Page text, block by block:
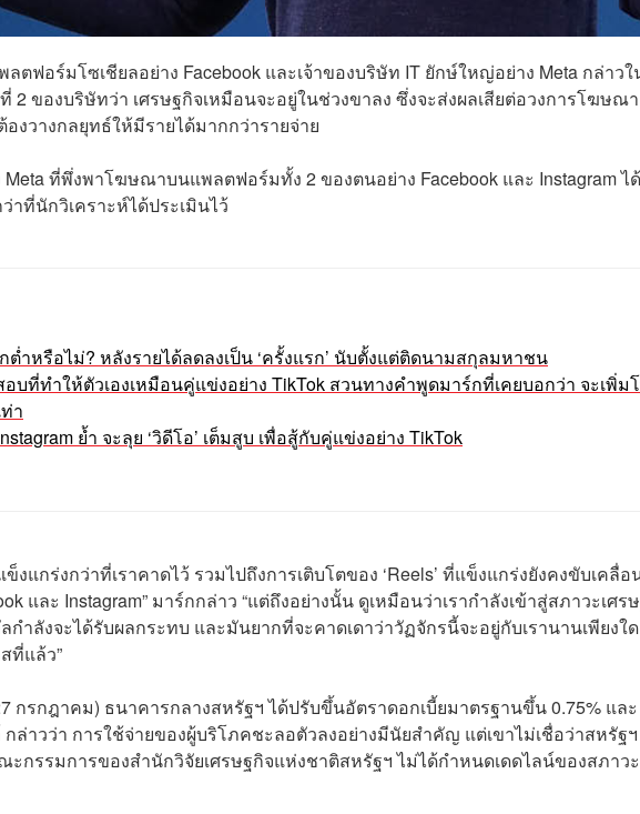
ตฟอร์มโซเชียลอย่าง Facebook และเจ้าของบริษัท IT ยักษ์ใหญ่อย่าง Meta กล่าวใ
2 ของบริษัทว่า เศรษฐกิจเหมือนจะอยู่ในช่วงขาลง ซึ่งจะส่งผลเสียต่อวงการโฆษณา
วางกลยุทธ์ให้มีรายได้มากกว่ารายจ่าย
ที่พึ่งพาโฆษณาบนแพลตฟอร์มทั้ง 2 ของตนอย่าง Facebook และ Instagram ไ
าที่นักวิเคราะห์ได้ประเมินไว้
ต่ำหรือไม่? หลังรายได้ลดลงเป็น ‘ครั้งแรก’ นับตั้งแต่ติดนามสกุลมหาชน
บที่ทำให้ตัวเองเหมือนคู่แข่งอย่าง TikTok สวนทางคำพูดมาร์กที่เคยบอกว่า จะเพิ่ม
า
ย้ำ จะลุย ‘วิดีโอ’ เต็มสูบ เพื่อสู้กับคู่แข่งอย่าง TikTok
งแกร่งกว่าที่เราคาดไว้ รวมไปถึงการเติบโตของ ‘Reels’ ที่แข็งแกร่งยังคงขับเคลื่อ
และ Instagram” มาร์กกล่าว “แต่ถึงอย่างนั้น ดูเหมือนว่าเรากำลังเข้าสู่สภาวะเศร
ลังจะได้รับผลกระทบ และมันยากที่จะคาดเดาว่าวัฏจักรนี้จะอยู่กับเรานานเพียงใ
ที่แล้ว”
กรกฎาคม) ธนาคารกลางสหรัฐฯ ได้ปรับขึ้นอัตราดอกเบี้ยมาตรฐานขึ้น 0.75% และ
กล่าวว่า การใช้จ่ายของผู้บริโภคชะลอตัวลงอย่างมีนัยสำคัญ แต่เขาไม่เชื่อว่าสหรัฐฯ
กรรมการของสำนักวิจัยเศรษฐกิจแห่งชาติสหรัฐฯ ไม่ได้กำหนดเดดไลน์ของสภาวะ